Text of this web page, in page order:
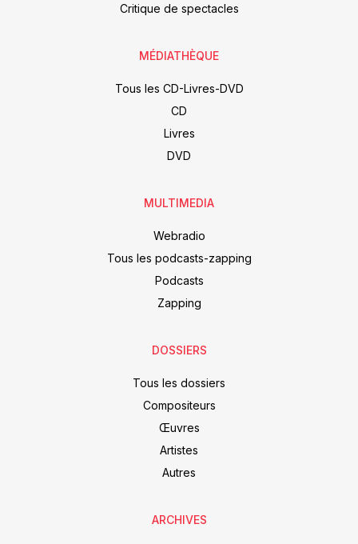
Critique de spectacles
MÉDIATHÈQUE
Tous les CD-Livres-DVD
CD
Livres
DVD
MULTIMEDIA
Webradio
Tous les podcasts-zapping
Podcasts
Zapping
DOSSIERS
Tous les dossiers
Compositeurs
Œuvres
Artistes
Autres
ARCHIVES